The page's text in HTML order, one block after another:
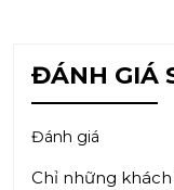
ĐÁNH GIÁ
Đánh giá
Chỉ những